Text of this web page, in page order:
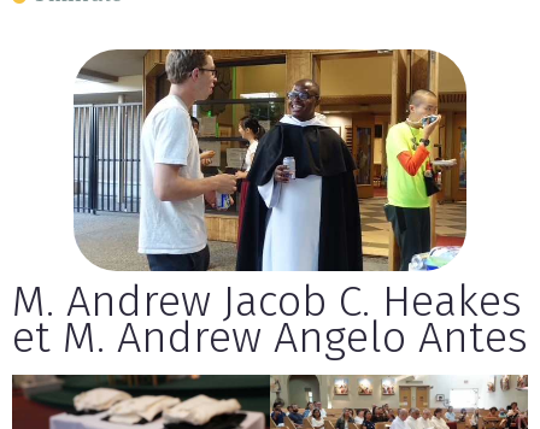
M. Andrew Jacob C. Heakes
et M. Andrew Angelo Antes